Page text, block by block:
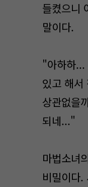
들켰으니
말이다.
"아하하...
있고 해서
상관없을
되네..."
마법소녀
비밀이다.